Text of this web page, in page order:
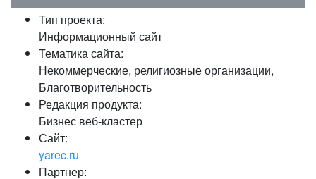
Запомнить меня на этом
Забыли свой пароль?
или войдите с помощью
Тип проекта:
Информационный сайт
Тематика сайта:
Некоммерческие, религиозные организации,
Благотворительность
Редакция продукта:
Бизнес веб-кластер
Сайт:
yarec.ru
Партнер: